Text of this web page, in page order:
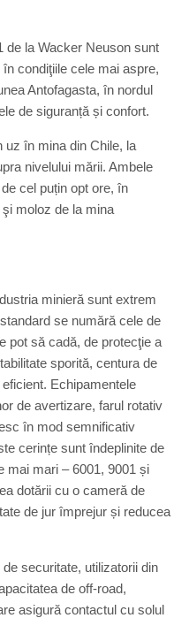
de la Wacker Neuson sunt
condiţiile cele mai aspre,
Antofagasta, în nordul
de siguranță și confort.
uz în mina din Chile, la
nivelului mării. Ambele
cel puțin opt ore, în
moloz de la mina
minieră sunt extrem
se numără cele de
pot să cadă, de protecţie a
sporită, centura de
Echipamentele
de avertizare, farul rotativ
în mod semnificativ
cerințe sunt îndeplinite de
mai mari – 6001, 9001 și
dotării cu o cameră de
de jur împrejur și reducea
securitate, utilizatorii din
de off-road,
asigură contactul cu solul